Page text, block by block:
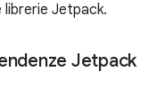
librerie Jetpack.
Jetpack